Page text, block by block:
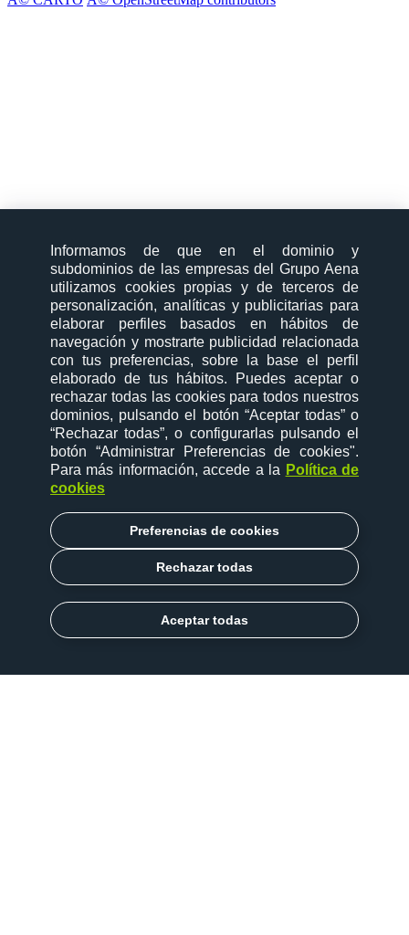
Informamos de que en el dominio y
subdominios de las empresas del Grupo Aena
utilizamos cookies propias y de terceros de
personalización, analíticas y publicitarias para
elaborar perfiles basados en hábitos de
navegación y mostrarte publicidad relacionada
con tus preferencias, sobre la base el perfil
elaborado de tus hábitos. Puedes aceptar o
rechazar todas las cookies para todos nuestros
dominios, pulsando el botón “Aceptar todas” o
“Rechazar todas”, o configurarlas pulsando el
botón “Administrar Preferencias de cookies".
Para más información, accede a la Política de
cookies
Preferencias de cookies
Rechazar todas
Aceptar todas